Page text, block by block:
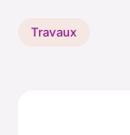
Travaux